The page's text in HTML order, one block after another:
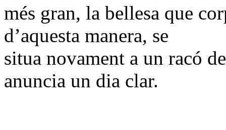
més gran, la bellesa que
d’aquesta manera, se
situa novament a un racó
anuncia un dia clar.